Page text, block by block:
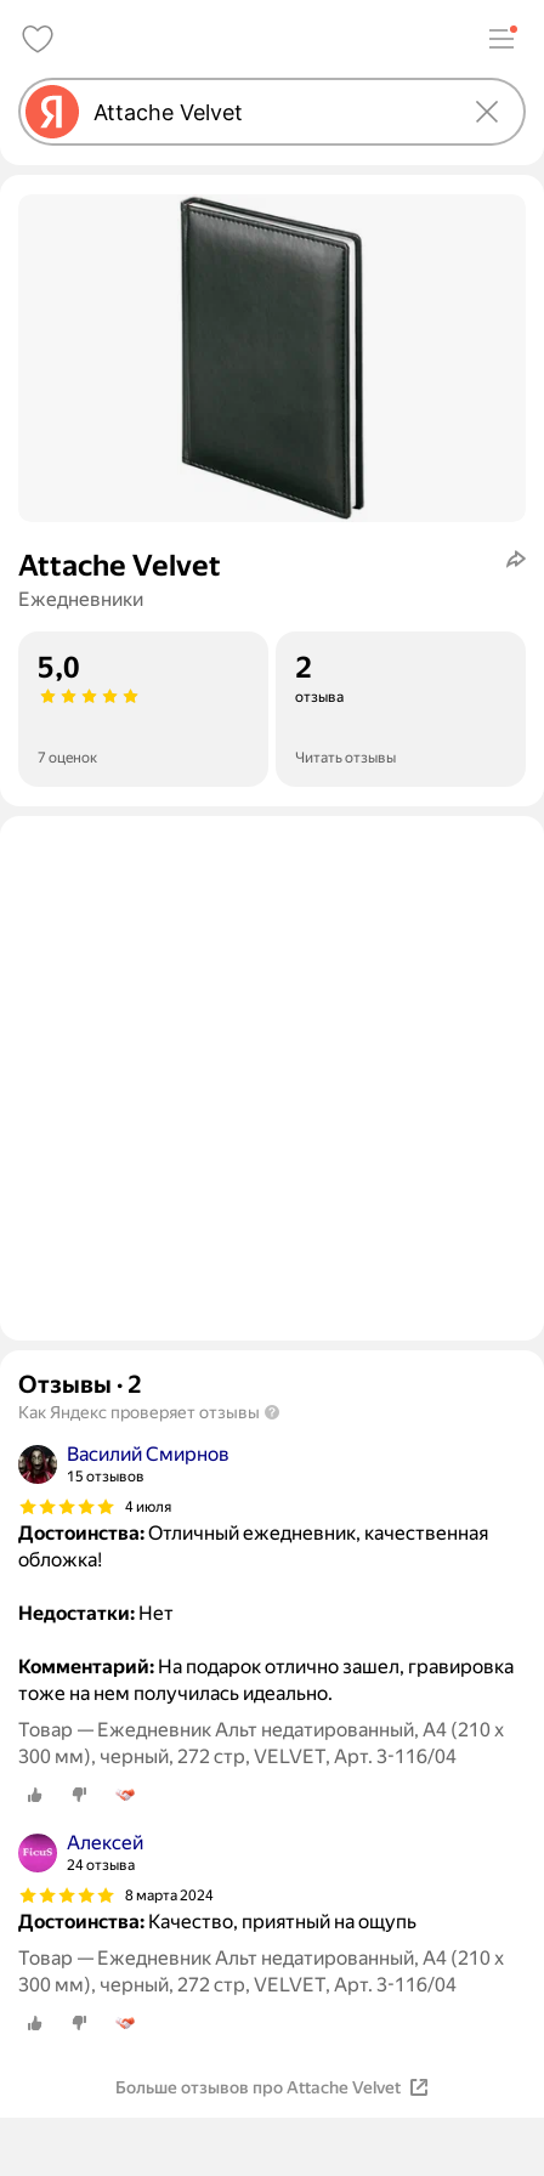
Attache Velvet
Ежедневники
5,0
7 оценок
2
отзыва
Читать отзывы
Отзывы · 2
Как Яндекс проверяет отзывы
Василий Смирнов
15 отзывов
4 июля
Достоинства:Отличный ежедневник, качественная
обложка!
Недостатки: Нет
Комментарий: На подарок отлично зашел, гравировка
тоже на нем получилась идеально.
Товар — Ежедневник Альт недатированный, А4 (210 х
300 мм), черный, 272 стр, VELVET, Арт. 3-116/04
Алексей
24 отзыва
8 марта 2024
Достоинства: Качество, приятный на ощупь
Товар — Ежедневник Альт недатированный, А4 (210 х
300 мм), черный, 272 стр, VELVET, Арт. 3-116/04
Больше отзывов про Attache Velvet